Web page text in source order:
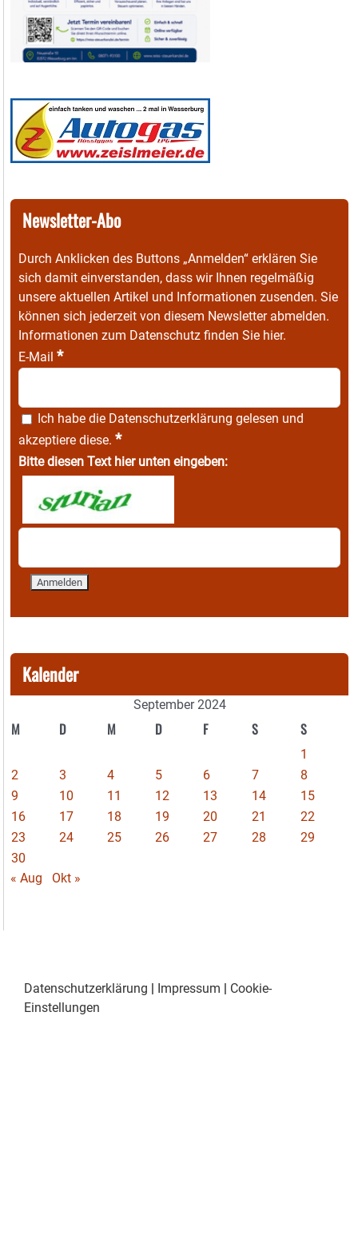
Newsletter-Abo
Durch Anklicken des Buttons „Anmelden“ erklären Sie
sich damit einverstanden, dass wir Ihnen regelmäßig
unsere aktuellen Artikel und Informationen zusenden. Sie
können sich jederzeit von diesem Newsletter abmelden.
Informationen zum Datenschutz finden Sie hier.
E-Mail *
Ich habe die Datenschutzerklärung gelesen und
akzeptiere diese. *
Bitte diesen Text hier unten eingeben:
Kalender
September 2024
M D M D F S S
1
2
3 4 5 6 7
8
9
10 11 12 13 14
15
16
17 18 19 20 21
22
23
24 25 26 27 28
29
30
« Aug
Okt »
Datenschutzerklärung | Impressum | Cookie-
Einstellungen